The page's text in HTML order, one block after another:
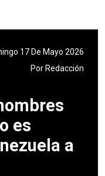
17 De Mayo 2026
Por Redacción
es
a